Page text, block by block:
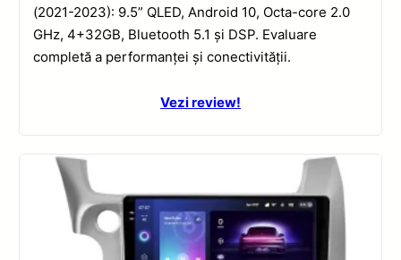
(2021-2023): 9.5” QLED, Android 10, Octa-core 2.0
GHz, 4+32GB, Bluetooth 5.1 și DSP. Evaluare
completă a performanței și conectivității.
Vezi review!